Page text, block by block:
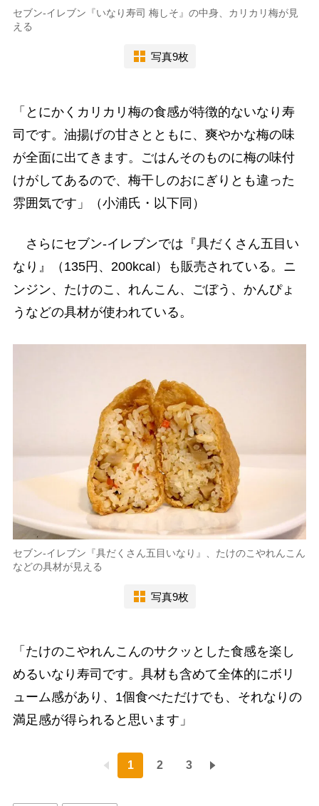
セブン-イレブン『いなり寿司 梅しそ』の中身、カリカリ梅が見
える
写真9枚
「とにかくカリカリ梅の食感が特徴的ないなり寿
司です。油揚げの甘さとともに、爽やかな梅の味
が全面に出てきます。ごはんそのものに梅の味付
けがしてあるので、梅干しのおにぎりとも違った
雰囲気です」（小浦氏・以下同）
さらにセブン-イレブンでは『具だくさん五目い
なり』（135円、200kcal）も販売されている。ニ
ンジン、たけのこ、れんこん、ごぼう、かんぴょ
うなどの具材が使われている。
セブン-イレブン『具だくさん五目いなり』、たけのこやれんこん
などの具材が見える
写真9枚
「たけのこやれんこんのサクッとした食感を楽し
めるいなり寿司です。具材も含めて全体的にボリ
ューム感があり、1個食べただけでも、それなりの
満足感が得られると思います」
1 2 3